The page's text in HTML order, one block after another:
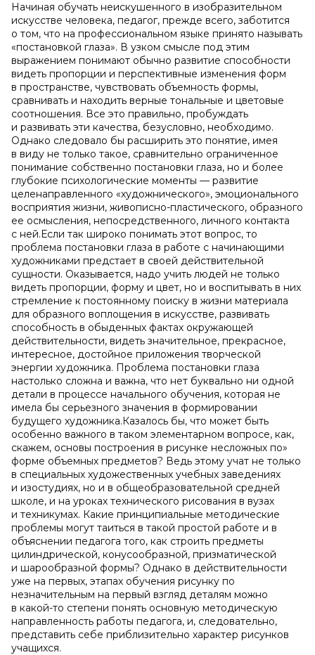
Начиная обучать неискушенного в изобразительном
искусстве человека, педагог, прежде всего, заботится
о том, что на профессиональном языке принято называть
«постановкой глаза». В узком смысле под этим
выражением понимают обычно развитие способности
видеть пропорции и перспективные изменения форм
в пространстве, чувствовать объемность формы,
сравнивать и находить верные тональные и цветовые
соотношения. Все это правильно, пробуждать
и развивать эти качества, безусловно, необходимо.
Однако следовало бы расширить это понятие, имея
в виду не только такое, сравнительно ограниченное
понимание собственно постановки глаза, но и более
глубокие психологические моменты — развитие
целенаправленного «художнического», эмоционального
восприятия жизни, живописно-пластического, образного
ее осмысления, непосредственного, личного контакта
с ней.Если так широко понимать этот вопрос, то
проблема постановки глаза в работе с начинающими
художниками предстает в своей действительной
сущности. Оказывается, надо учить людей не только
видеть пропорции, форму и цвет, но и воспитывать в них
стремление к постоянному поиску в жизни материала
для образного воплощения в искусстве, развивать
способность в обыденных фактах окружающей
действительности, видеть значительное, прекрасное,
интересное, достойное приложения творческой
энергии художника. Проблема постановки глаза
настолько сложна и важна, что нет буквально ни одной
детали в процессе начального обучения, которая не
имела бы серьезного значения в формировании
будущего художника.Казалось бы, что может быть
особенно важного в таком элементарном вопросе, как,
скажем, основы построения в рисунке несложных по»
форме объемных предметов? Ведь этому учат не только
в специальных художественных учебных заведениях
и изостудиях, но и в общеобразовательной средней
школе, и на уроках технического рисования в вузах
и техникумах. Какие принципиальные методические
проблемы могут таиться в такой простой работе и в
объяснении педагога того, как строить предметы
цилиндрической, конусообразной, призматической
и шарообразной формы? Однако в действительности
уже на первых, этапах обучения рисунку по
незначительным на первый взгляд деталям можно
в какой-то степени понять основную методическую
направленность работы педагога, и, следовательно,
представить себе приблизительно характер рисунков
учащихся.